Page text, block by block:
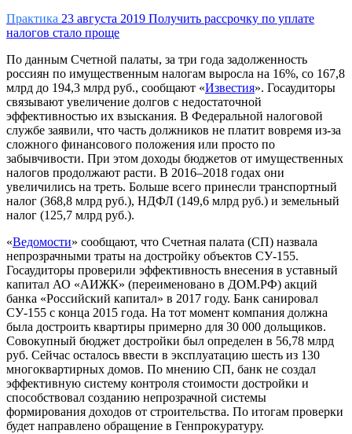
Практика 23 августа 2019 Получить рассрочку по уплате
налогов стало проще
По данным Счетной палаты, за три года задолженность
россиян по имущественным налогам выросла на 16%, со 167,8
млрд до 194,3 млрд руб., сообщают «Известия». Госаудиторы
связывают увеличение долгов с недостаточной
эффективностью их взыскания. В Федеральной налоговой
службе заявили, что часть должников не платит вовремя из-за
сложного финансового положения или просто по
забывчивости. При этом доходы бюджетов от имущественных
налогов продолжают расти. В 2016–2018 годах они
увеличились на треть. Больше всего принесли транспортный
налог (368,8 млрд руб.), НДФЛ (149,6 млрд руб.) и земельный
налог (125,7 млрд руб.).
«Ведомости» сообщают, что Счетная палата (СП) назвала
непрозрачными траты на достройку объектов СУ-155.
Госаудиторы проверили эффективность внесения в уставный
капитал АО «АИЖК» (переименовано в ДОМ.РФ) акций
банка «Российский капитал» в 2017 году. Банк санировал
СУ-155 с конца 2015 года. На тот момент компания должна
была достроить квартиры примерно для 30 000 дольщиков.
Совокупный бюджет достройки был определен в 56,78 млрд
руб. Сейчас осталось ввести в эксплуатацию шесть из 130
многоквартирных домов. По мнению СП, банк не создал
эффективную систему контроля стоимости достройки и
способствовал созданию непрозрачной системы
формирования доходов от строительства. По итогам проверки
будет направлено обращение в Генпрокуратуру.